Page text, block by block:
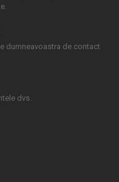
dumneavoastra de contact
dvs.